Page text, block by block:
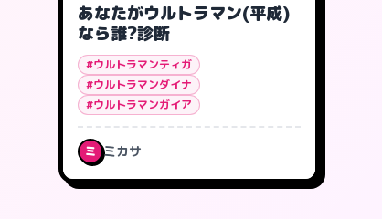
あなたがウルトラマン(平成)
なら誰?診断
#ウルトラマンティガ
#ウルトラマンダイナ
#ウルトラマンガイア
ミ ミカサ